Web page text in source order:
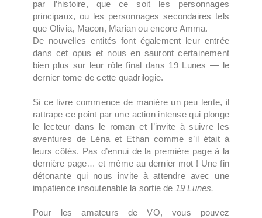
par l’histoire, que ce soit les personnages
principaux, ou les personnages secondaires tels
que Olivia, Macon, Marian ou encore Amma.
De nouvelles entités font également leur entrée
dans cet opus et nous en sauront certainement
bien plus sur leur rôle final dans 19 Lunes — le
dernier tome de cette quadrilogie.
Si ce livre commence de manière un peu lente, il
rattrape ce point par une action intense qui plonge
le lecteur dans le roman et l’invite à suivre les
aventures de Léna et Ethan comme s’il était à
leurs côtés. Pas d’ennui de la première page à la
dernière page… et même au dernier mot ! Une fin
détonante qui nous invite à attendre avec une
impatience insoutenable la sortie de 19 Lunes.
Pour les amateurs de VO, vous pouvez